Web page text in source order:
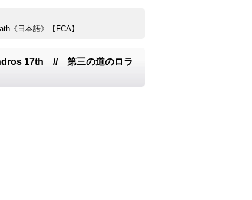
《日本語》【FCA】
17th // 第三の道のロラ